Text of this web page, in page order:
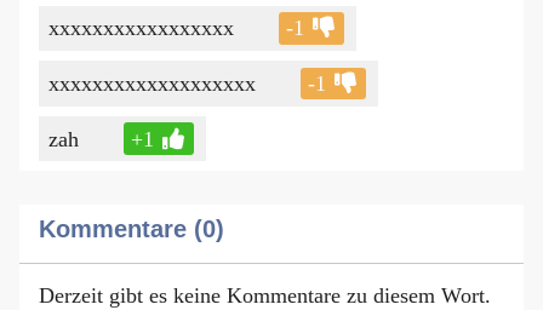
xxxxxxxxxxxxxxxxx -1
xxxxxxxxxxxxxxxxxxx -1
zah +1
Kommentare (0)
Derzeit gibt es keine Kommentare zu diesem Wort.